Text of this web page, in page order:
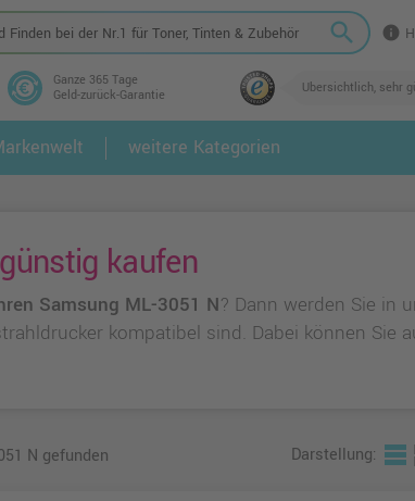
search info
Ganze 365 Tage
Geld-zurück-Garantie
Übersichtlich, sehr
2. weitere Kategorien
kaufen
Samsung ML-3051 N? Dann werden Sie in
kompatibel sind. Dabei können Sie
N gefunden Darstellung: